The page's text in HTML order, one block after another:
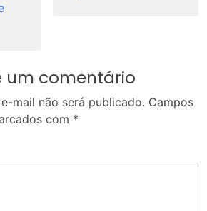
um comentário
mail não será publicado. Campos
com *